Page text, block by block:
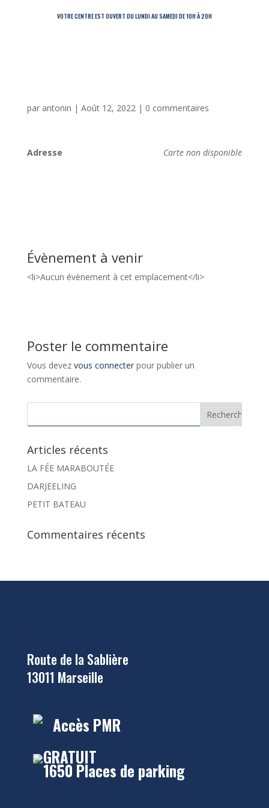
VOTRE CENTRE EST OUVERT DU LUNDI AU SAMEDI DE 10H À 20H
par antonin | Août 12, 2022| 0 commentaires
Carte non disponible
Adresse
Évènement à venir
<li>Aucun évènement à cet emplacement</li>
Poster le commentaire
Vous devez vous connecterpour publier un
commentaire.
Articles récents
LA FÉE MARABOUTÉE
DARJEELING
PETIT BATEAU
Commentaires récents
Route de la Sablière
13011 Marseille
Accès PMR
GRATUIT
1650 Places de parking